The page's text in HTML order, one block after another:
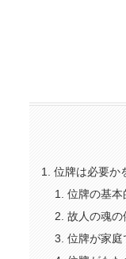
位牌は必要か
位牌の基本
故人の魂の
位牌が家庭